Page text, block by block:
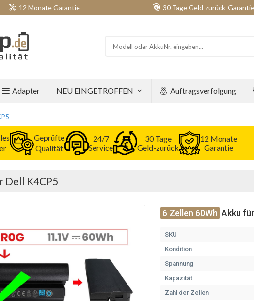
12 Monate Garantie 30 Tage Geld-zurück-Garantie
Adapter NEU EINGETROFFEN Auftragsverfolgung
Geprüfte
Qualität
24/7
Service
30 Tage
Geld-zurück
12 Monate
Garantie
Dell K4CP5
6 Zellen 60Wh Akku
SKU
Kondition
Spannung
Kapazität
Zahl der Zellen